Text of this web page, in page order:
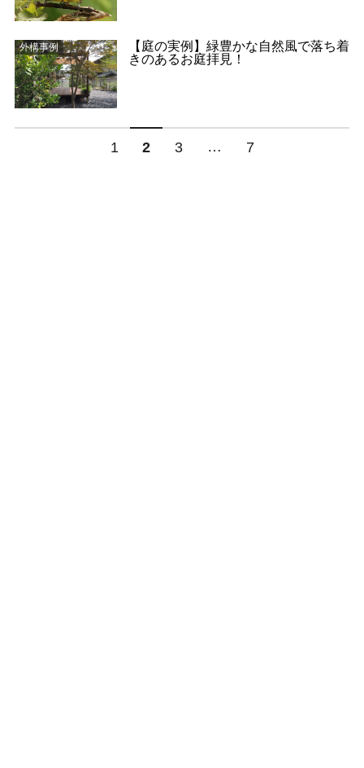
外構事例
【庭の実例】緑豊かな自然風で落ち着
きのあるお庭拝見！
1 2 3 … 7